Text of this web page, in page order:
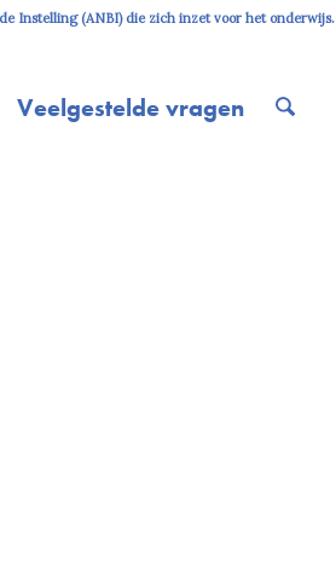
Instelling (ANBI) die zich inzet voor het onderwijs.
Veelgestelde vragen